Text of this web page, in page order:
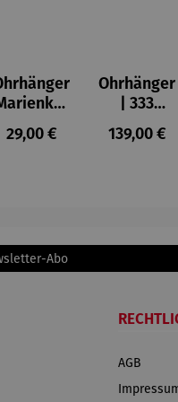
5 Sternen
er
Regulärer Preis:
29,00 €
Ohrhänger
| 333
Gelbgold
– Herz
139,00 €
Abo
AGB